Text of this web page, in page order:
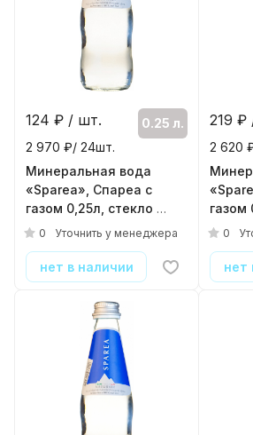
124 ₽ / шт.
0.25 л.
2 970 ₽/ 24шт.
Минеральная вода
«Sparea», Спареа с
газом 0,25л, стекло
( 24шт./уп. )
0 Уточнить у менеджера
нет в наличии
219 ₽
2 620
газом
(
0
нет